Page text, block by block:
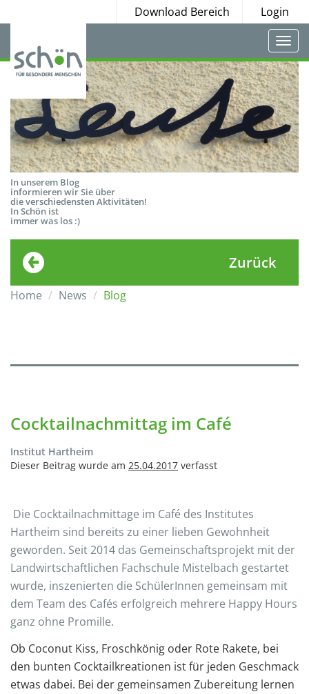
Download Bereich Login
In unserem Blog
informieren wir Sie über
die verschiedensten Aktivitäten!
In Schön ist
immer was los :)
Zurück
Home News Blog
Cocktailnachmittag im Café
Institut Hartheim
Dieser Beitrag wurde am 25.04.2017 verfasst
Die Cocktailnachmittage im Café des Institutes
Hartheim sind bereits zu einer lieben Gewohnheit
geworden. Seit 2014 das Gemeinschaftsprojekt mit der
Landwirtschaftlichen Fachschule Mistelbach gestartet
wurde, inszenierten die SchülerInnen gemeinsam mit
dem Team des Cafés erfolgreich mehrere Happy Hours
ganz ohne Promille.
Ob Coconut Kiss, Froschkönig oder Rote Rakete, bei
den bunten Cocktailkreationen ist für jeden Geschmack
etwas dabei. Bei der gemeinsamen Zubereitung lernen